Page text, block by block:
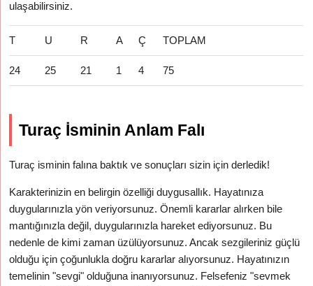
ulaşabilirsiniz.
T U R A Ç TOPLAM
24 25 21 1 4 75
Turaç İsminin Anlam Falı
Turaç isminin falına baktık ve sonuçları sizin için derledik!
Karakterinizin en belirgin özelliği duygusallık. Hayatınıza
duygularınızla yön veriyorsunuz. Önemli kararlar alırken bile
mantığınızla değil, duygularınızla hareket ediyorsunuz. Bu
nedenle de kimi zaman üzülüyorsunuz. Ancak sezgileriniz güçlü
olduğu için çoğunlukla doğru kararlar alıyorsunuz. Hayatınızın
temelinin "sevgi" olduğuna inanıyorsunuz. Felsefeniz "sevmek